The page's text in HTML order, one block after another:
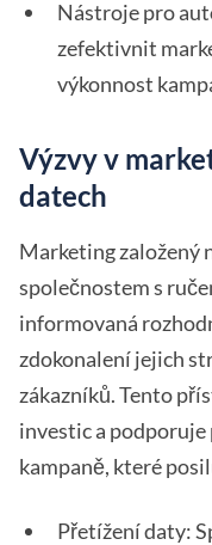
Nástroje pro
zefektivnit
výkonnost
Výzvy v
datech
Marketing založený
společnostem s
informovaná
zdokonalení jejich
zákazníků. Tento
investic a
kampaně, které
Přetížení daty: